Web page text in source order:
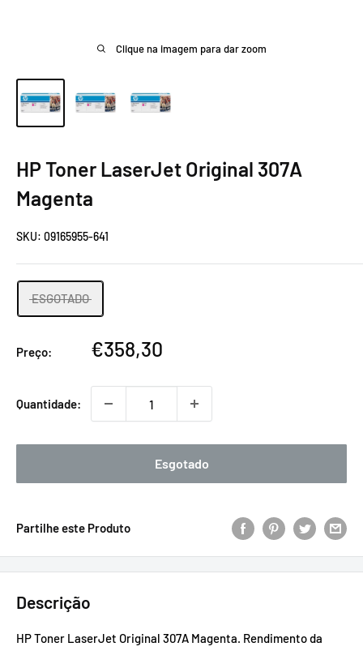
Clique na imagem para dar zoom
HP Toner LaserJet Original 307A
Magenta
SKU: 09165955-641
ESGOTADO
Preço:
Preço
€358,30
Quantidade:
Esgotado
Partilhe este Produto
Descrição
HP Toner LaserJet Original 307A Magenta. Rendimento da